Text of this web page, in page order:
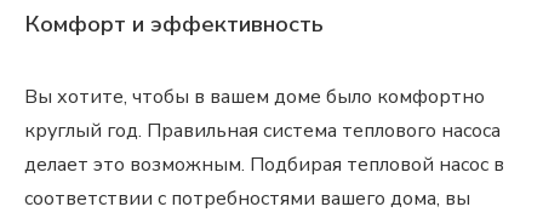
Комфорт и эффективность
Вы хотите, чтобы в вашем доме было комфортно
круглый год. Правильная система теплового насоса
делает это возможным. Подбирая тепловой насос в
соответствии с потребностями вашего дома, вы